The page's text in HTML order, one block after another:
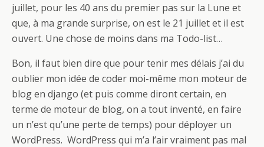
juillet, pour les 40 ans du premier pas sur la Lune et
que, à ma grande surprise, on est le 21 juillet et il est
ouvert. Une chose de moins dans ma Todo-list…
Bon, il faut bien dire que pour tenir mes délais j’ai du
oublier mon idée de coder moi-même mon moteur de
blog en django (et puis comme diront certain, en
terme de moteur de blog, on a tout inventé, en faire
un n’est qu’une perte de temps) pour déployer un
WordPress. WordPress qui m’a l’air vraiment pas mal